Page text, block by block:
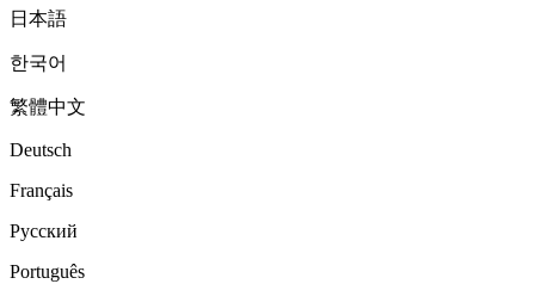
日本語
한국어
繁體中文
Deutsch
Français
Русский
Português